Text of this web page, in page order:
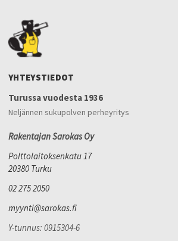
YHTEYSTIEDOT
Turussa vuodesta 1936
Neljännen sukupolven perheyritys
Rakentajan Sarokas Oy
Polttolaitoksenkatu 17
20380 Turku
02 275 2050
myynti@sarokas.fi
Y-tunnus: 0915304-6